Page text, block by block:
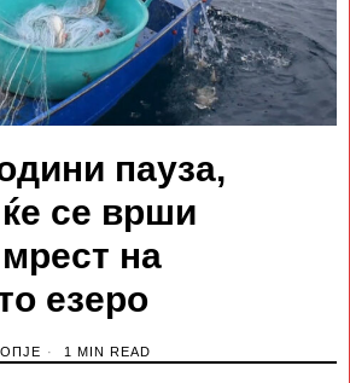
пауза,
се врши
на
езеро
1 MIN READ